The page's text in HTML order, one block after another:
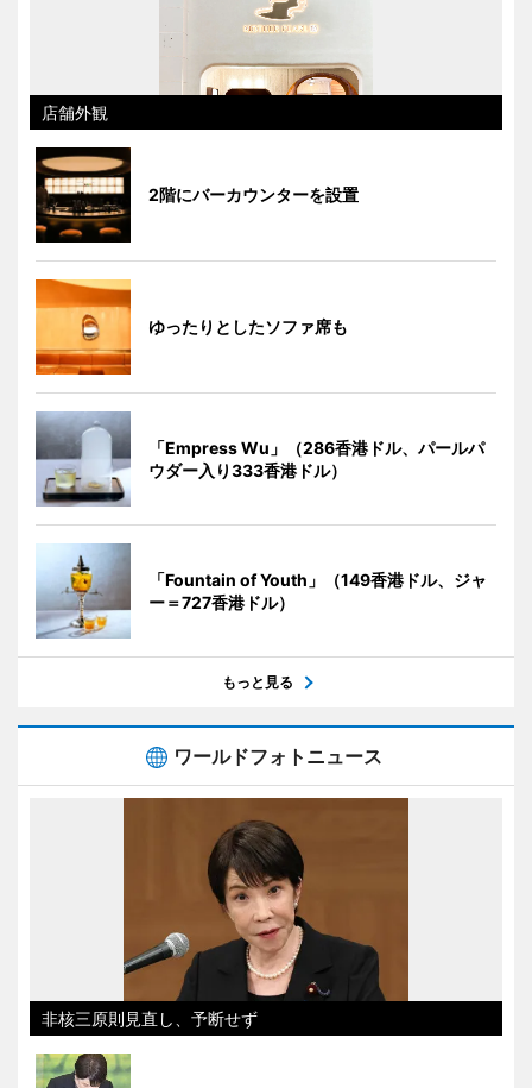
店舗外観
2階にバーカウンターを設置
ゆったりとしたソファ席も
「Empress Wu」（286香港ドル、パールパ
ウダー入り333香港ドル）
「Fountain of Youth」（149香港ドル、ジャ
ー＝727香港ドル）
もっと見る
ワールドフォトニュース
非核三原則見直し、予断せず